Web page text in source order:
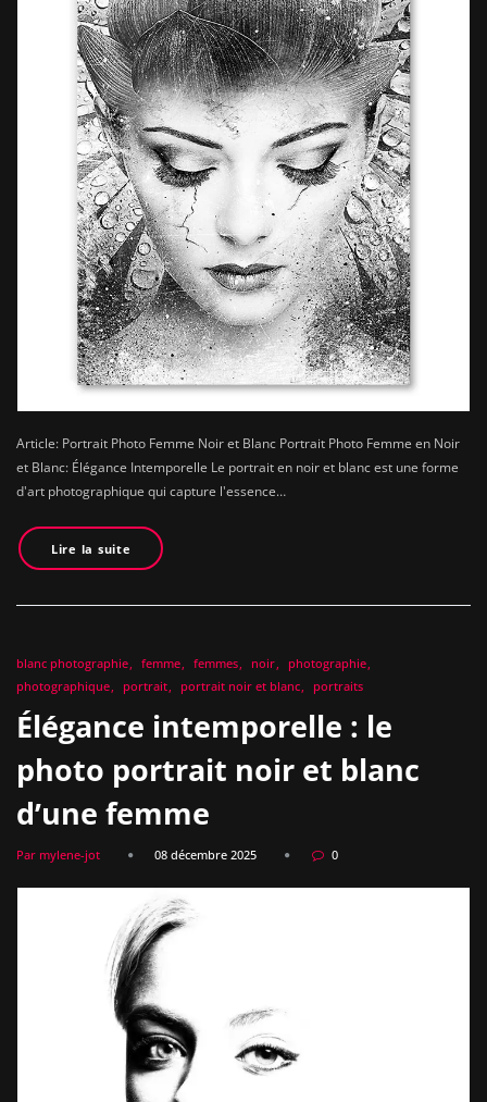
Article: Portrait Photo Femme Noir et Blanc Portrait Photo Femme en Noir
et Blanc: Élégance Intemporelle Le portrait en noir et blanc est une forme
d'art photographique qui capture l'essence…
Lire la suite
blanc photographie femme femmes noir
photographie
photographique
portrait portrait noir et blanc portraits
Élégance intemporelle : le
photo portrait noir et blanc
d’une femme
Par mylene-jot 08 décembre 2025 0